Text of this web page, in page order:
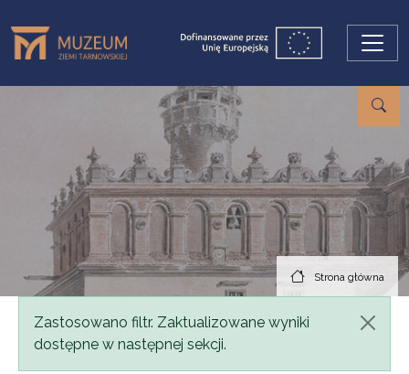
Strona główna
Komunikat
Zastosowano filtr. Zaktualizowane wyniki
dostępne w następnej sekcji.